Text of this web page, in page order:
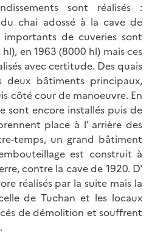
sont réalisés :
chai adossé à la cave de
importants de cuveries sont
en 1963 (8000 hl) mais ces
avec certitude. Des quais
deux bâtiments principaux,
côté cour de manoeuvre. En
sont encore installés puis de
place à l' arrière des
temps, un grand bâtiment
est construit à
contre la cave de 1920. D'
réalisés par la suite mais la
de Tuchan et les locaux
de démolition et souffrent